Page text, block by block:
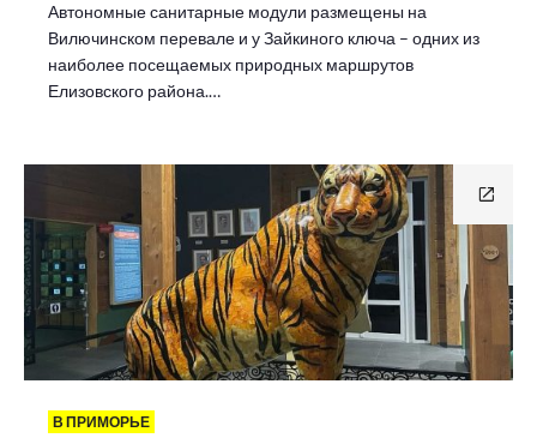
Автономные санитарные модули размещены на
Вилючинском перевале и у Зайкиного ключа – одних из
наиболее посещаемых природных маршрутов
Елизовского района.…
В ПРИМОРЬЕ